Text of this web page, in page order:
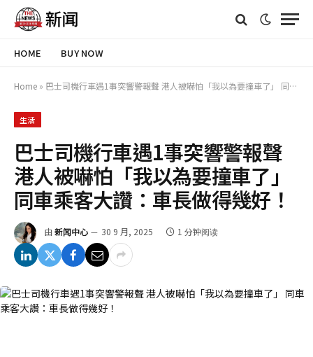
HOME BUY NOW
Home » 巴士司機行車遇1事突響警報聲 港人被嚇怕「我以為要撞車了」 同車乘客大讚：車長做得幾好！
生活
巴士司機行車遇1事突響警報聲
港人被嚇怕「我以為要撞車了」
同車乘客大讚：車長做得幾好！
由 新闻中心 30 9 月, 2025 1 分钟阅读